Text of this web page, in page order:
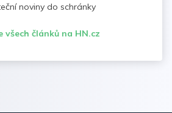
noviny do schránky
všech článků na HN.cz